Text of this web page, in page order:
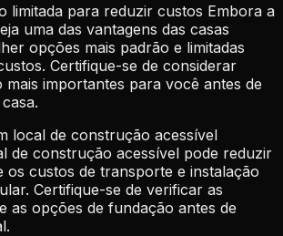
limitada para reduzir custos Embora a
uma das vantagens das casas
opções mais padrão e limitadas
Certifique-se de considerar
mais importantes para você antes de
local de construção acessível
de construção acessível pode reduzir
os custos de transporte e instalação
Certifique-se de verificar as
as opções de fundação antes de